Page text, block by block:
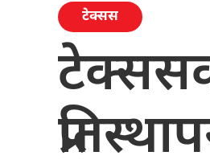
टेक्सस